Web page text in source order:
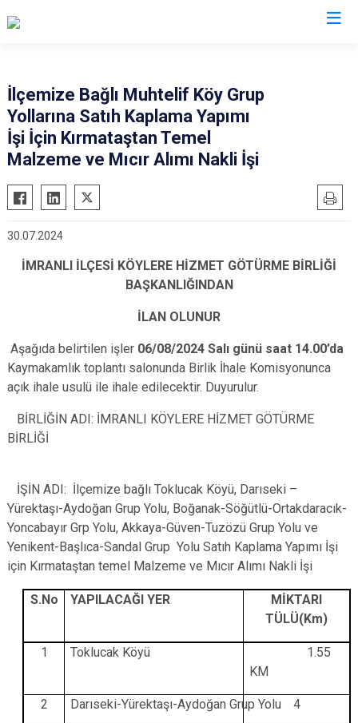
Akıncılar
Altınyayla
Doğanşar
Gürün
İmranlı
Kangal
Yıldızeli
İlçemize Bağlı Muhtelif Köy Grup
Yollarına Satıh Kaplama Yapımı
İşi İçin Kırmataştan Temel
Malzeme ve Mıcır Alımı Nakli İşi
30.07.2024
İMRANLI İLÇESİ KÖYLERE HİZMET GÖTÜRME BİRLİĞİ
BAŞKANLIĞINDAN
İLAN OLUNUR
Aşağıda belirtilen işler 06/08/2024 Salı günü saat 14.00’da
Kaymakamlık toplantı salonunda Birlik İhale Komisyonunca
açık ihale usulü ile ihale edilecektir. Duyurulur.
BİRLİĞİN ADI: İMRANLI KÖYLERE HİZMET GÖTÜRME
BİRLİĞİ
İŞİN ADI: İlçemize bağlı Toklucak Köyü, Darıseki –
Yürektaşı-Aydoğan Grup Yolu, Boğanak-Söğütlü-Ortakdaracık-
Yoncabayır Grp Yolu, Akkaya-Güven-Tuzözü Grup Yolu ve
Yenikent-Başlıca-Sandal Grup Yolu Satıh Kaplama Yapımı İşi
için Kırmataştan temel Malzeme ve Mıcır Alımı Nakli İşi
S.No YAPILACAĞI YER
MİKTARI
TÜLÜ(Km)
1 Toklucak Köyü
1.55
KM
2 Darıseki-Yürektaşı-Aydoğan Grup Yolu 4